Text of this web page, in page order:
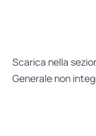
Scarica nella
Generale non